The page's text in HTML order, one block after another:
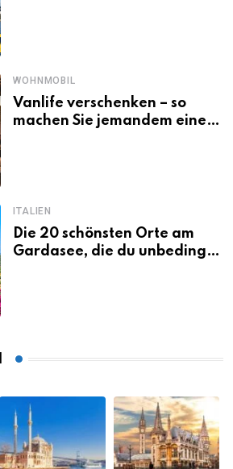
WOHNMOBIL
Vanlife verschenken – so
machen Sie jemandem eine
ITALIEN
Die 20 schönsten Orte am
Gardasee, die du unbedingt